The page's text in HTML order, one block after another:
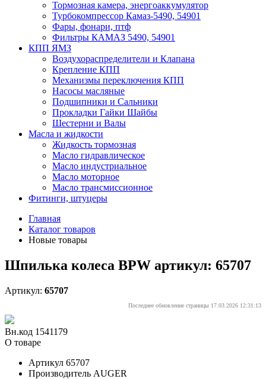
Тормозная камера, энергоаккумулятор
Турбокомпрессор Камаз-5490, 54901
Фары, фонари, птф
Фильтры КАМАЗ 5490, 54901
КПП ЯМЗ
Воздухораспределители и Клапана
Крепление КПП
Механизмы переключения КПП
Насосы масляные
Подшипники и Сальники
Прокладки Гайки Шайбы
Шестерни и Валы
Масла и жидкости
Жидкость тормозная
Масло гидравлическое
Масло индустриальное
Масло моторное
Масло трансмиссионное
Фитинги, штуцеры
Главная
Каталог товаров
Новые товары
Шпилька колеса BPW артикул: 65707
Артикул: 65707
Последнее обновление страницы 17.03.2026 12:31:13
Вн.код 1541179
О товаре
Артикул 65707
Производитель AUGER